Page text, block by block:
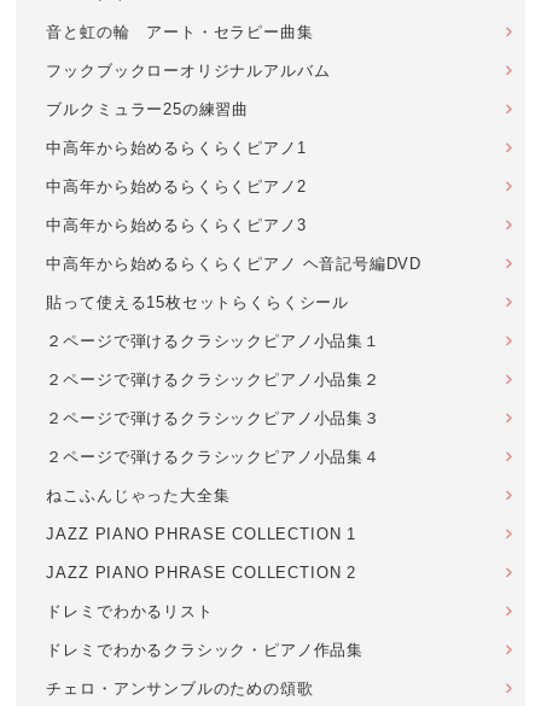
音と虹の輪 アート・セラピー曲集
フックブックローオリジナルアルバム
ブルクミュラー25の練習曲
中高年から始めるらくらくピアノ1
中高年から始めるらくらくピアノ2
中高年から始めるらくらくピアノ3
中高年から始めるらくらくピアノ ヘ音記号編DVD
貼って使える15枚セットらくらくシール
２ページで弾けるクラシックピアノ小品集１
２ページで弾けるクラシックピアノ小品集２
２ページで弾けるクラシックピアノ小品集３
２ページで弾けるクラシックピアノ小品集４
ねこふんじゃった大全集
JAZZ PIANO PHRASE COLLECTION 1
JAZZ PIANO PHRASE COLLECTION 2
ドレミでわかるリスト
ドレミでわかるクラシック・ピアノ作品集
チェロ・アンサンブルのための頌歌